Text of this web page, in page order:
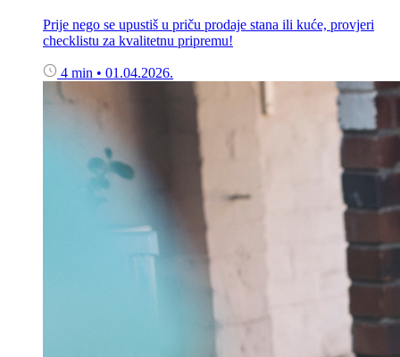
Prije nego se upustiš u priču prodaje stana ili kuće, provjeri
checklistu za kvalitetnu pripremu!
4 min • 01.04.2026.